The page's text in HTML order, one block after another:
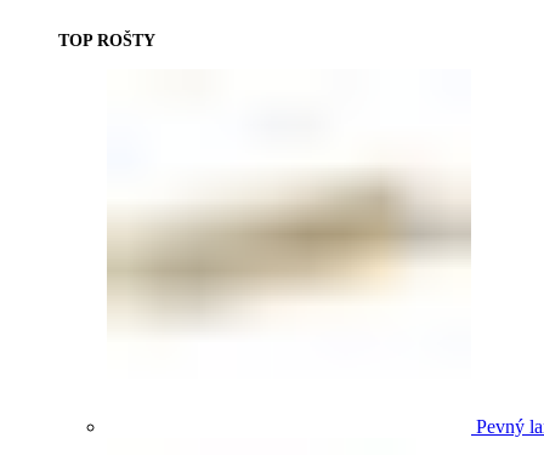
TOP ROŠTY
Pevný